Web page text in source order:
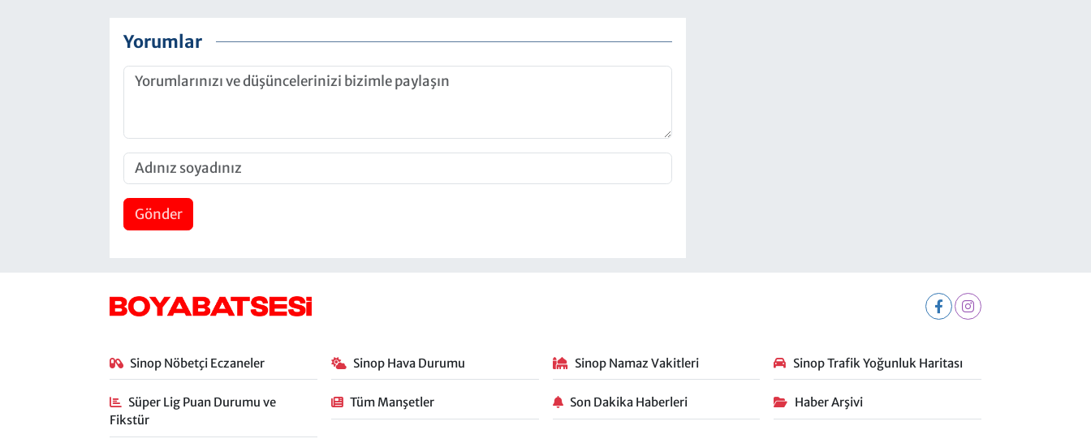
Yorumlar
Gönder
Sinop Nöbetçi Eczaneler Sinop Hava Durumu Sinop Namaz Vakitleri Sinop Trafik Yoğunluk Haritası
Süper Lig Puan Durumu ve
Fikstür
Tüm Manşetler Son Dakika Haberleri Haber Arşivi